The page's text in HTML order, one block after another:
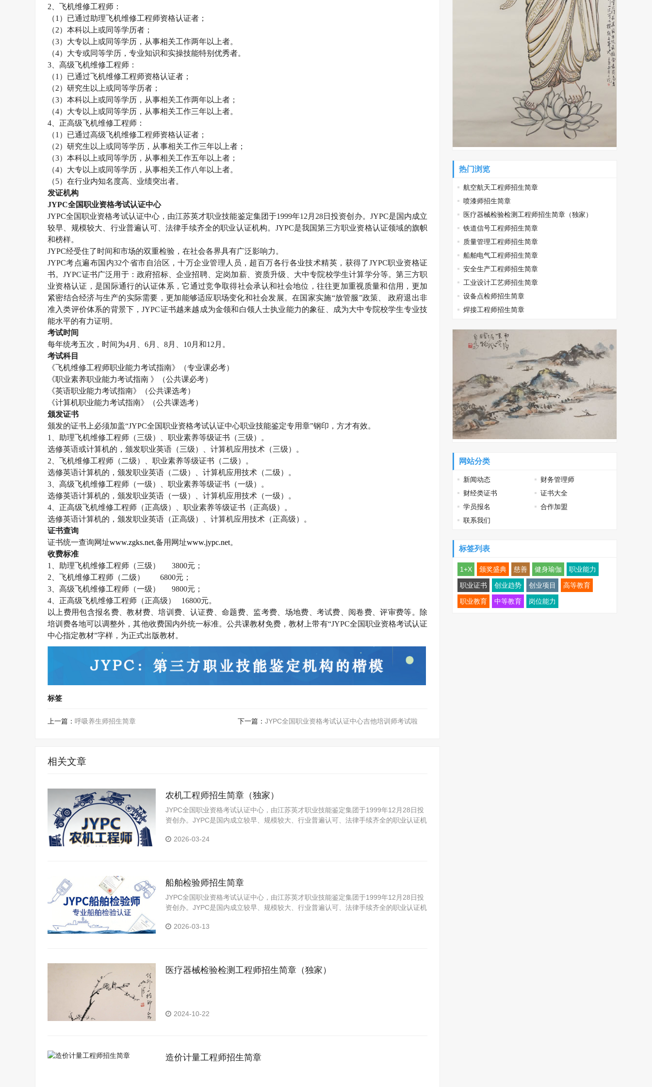
2 、飞机维修工程师：
（1 ）已通过助理飞机维修工程师资格认证者；
（2）本科以上或同等学历者；
（3）大专以上或同等学历，从事相关工作两年以上者。
（4）大专或同等学历，专业知识和实操技能特别优秀者。
3 、高级飞机维修工程师：
（1 ）已通过飞机维修工程师资格认证者；
（2）研究生以上或同等学历者；
（3）本科以上或同等学历，从事相关工作两年以上者；
（4）大专以上或同等学历，从事相关工作三年以上者。
4 、正高级飞机维修工程师：
（1 ）已通过高级飞机维修工程师资格认证者；
（2）研究生以上或同等学历，从事相关工作三年以上者；
（3）本科以上或同等学历，从事相关工作五年以上者；
（4）大专以上或同等学历，从事相关工作八年以上者。
（5）在行业内知名度高、业绩突出者。
发证机构
JYPC全国职业资格考试认证中心
JYPC全国职业资格考试认证中心，由江苏英才职业技能鉴定集团于1999年12 月 28日投资创办。 JYPC是国内成立
较早、规模较大、行业普遍认可、法律手续齐全的职业认证机构。 JYPC是我国第三方职业资格认证领域的旗帜
和榜样。
JYPC经受住了时间和市场的双重检验，在社会各界具有广泛影响力。
JYPC考点遍布国内32个省市自治区，十万企业管理人员，超百万各行各业技术精英，获得了JYPC职业资格证
书。JYPC证书广泛用于：政府招标、企业招聘、定岗加薪、资质升级、大中专院校学生计算学分等。第三方职
业资格认证，是国际通行的认证体系，它通过竞争取得社会承认和社会地位，往往更加重视质量和信用，更加
紧密结合经济与生产的实际需要，更加能够适应职场变化和社会发展。在国家实施“放管服”政策、 政府退出非
准入类评价体系的背景下，JYPC证书越来越成为金领和白领人士执业能力的象征、成为大中专院校学生专业技
能水平的有力证明。
考试时间
每年统考五次，时间为4月、 6月、 8月、 10月和12 月。
考试科目
《飞机维修工程师职业能力考试指南》（专业课必考）
《职业素养职业能力考试指南 》（公共课必考）
《英语职业能力考试指南》（公共课选考）
《计算机职业能力考试指南》（公共课选考）
颁发证书
颁发的证书上必须加盖“JYPC全国职业资格考试认证中心职业技能鉴定专用章”钢印，方才有效。
1
、助理飞机维修工程师（三级）、职业素养等级证书（三级）。
选修英语或计算机的，颁发职业英语（三级）、计算机应用技术（三级）。
2 、飞机维修工程师（二级）、职业素养等级证书（二级）。
选修英语计算机的，颁发职业英语（二级）、计算机应用技术（二级）。
3 、高级飞机维修工程师（一级）、职业素养等级证书（一级）。
选修英语计算机的，颁发职业英语（一级）、计算机应用技术（一级）。
4 、正高级飞机维修工程师（正高级）、职业素养等级证书（正高级）。
选修英语计算机的，颁发职业英语（正高级）、计算机应用技术（正高级）。
证书查询
证书统一查询网址www.zgks.net,备用网址www.jypc.net。
收费标准
1
、助理飞机维修工程师（三级） 3800元；
2 、飞机维修工程师（二级） 6800元；
3 、高级飞机维修工程师（一级） 9800元；
4 、正高级飞机维修工程师（正高级） 16800元。
以上费用包含报名费、教材费、培训费、认证费、命题费、监考费、场地费、考试费、阅卷费、评审费等。除
培训费各地可以调整外，其他收费国内外统一标准。公共课教材免费，教材上带有“JYPC全国职业资格考试认证
中心指定教材”字样，为正式出版教材。
标签
上一篇： 呼吸养生师招生简章 下一篇： JYPC全国职业资格考试认证中心吉他培训师考试啦
相关文章
农机工程师招生简章（独家）
JYPC全国职业资格考试认证中心，由江苏英才职业技能鉴定集团于1999年12月28日投
资创办。JYPC是国内成立较早、规模较大、行业普遍认可、法律手续齐全的职业认证机
2026-03-24
船舶检验师招生简章
JYPC全国职业资格考试认证中心，由江苏英才职业技能鉴定集团于1999年12月28日投
资创办。JYPC是国内成立较早、规模较大、行业普遍认可、法律手续齐全的职业认证机
2026-03-13
医疗器械检验检测工程师招生简章（独家）
2024-10-22
造价计量工程师招生简章
热门浏览
航空航天工程师招生简章
喷漆师招生简章
医疗器械检验检测工程师招生简章（独家）
铁道信号工程师招生简章
质量管理工程师招生简章
船舶电气工程师招生简章
安全生产工程师招生简章
工业设计工艺师招生简章
设备点检师招生简章
焊接工程师招生简章
网站分类
新闻动态
财务管理师
财经类证书
证书大全
学员报名
合作加盟
联系我们
标签列表
1+X 颁奖盛典 慈善 健身瑜伽 职业能力
职业证书 创业趋势 创业项目 高等教育
职业教育 中等教育 岗位能力